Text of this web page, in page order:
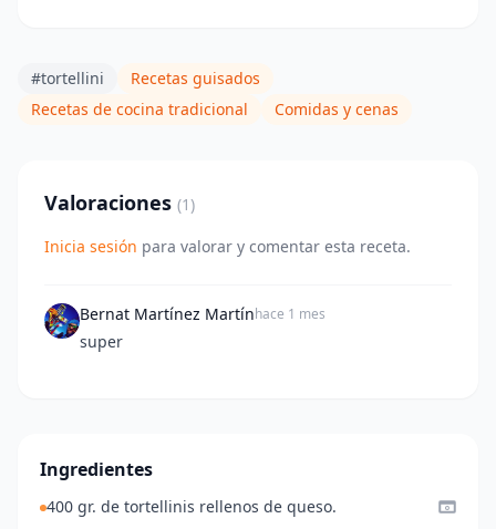
#tortellini
Recetas guisados
Recetas de cocina tradicional
Comidas y cenas
Valoraciones (1)
Inicia sesión para valorar y comentar esta receta.
Bernat Martínez Martínhace 1 mes
super
Ingredientes
400 gr. de tortellinis rellenos de queso.